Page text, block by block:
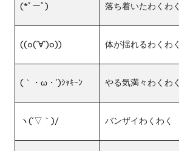
(*ﾟーﾟ) 落ち着いたわくわく
((o(´∀`)o)) 体が揺れるわくわく
(｀・ω・´)ｼｬｷｰﾝ やる気満々わくわく
ヽ(´▽｀)/ バンザイわくわく